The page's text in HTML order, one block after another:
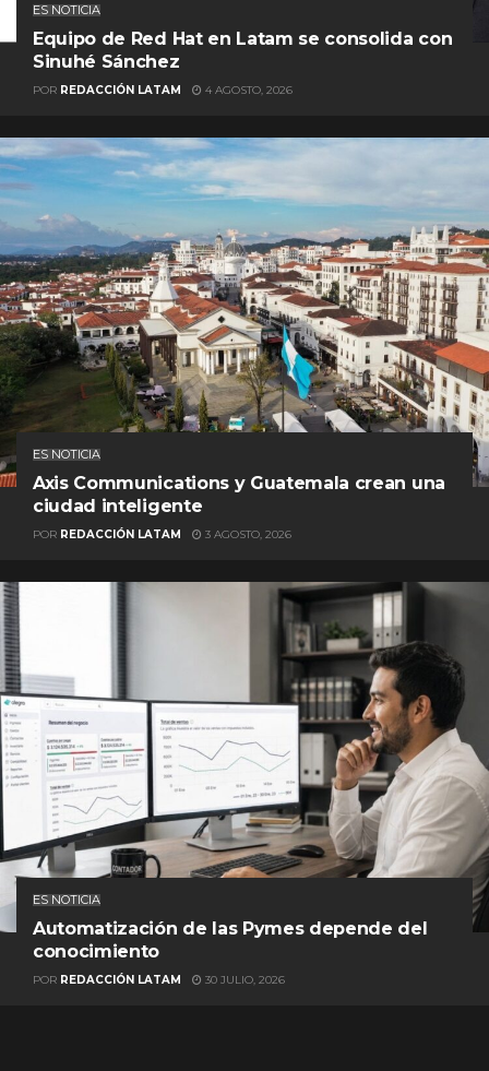
ES NOTICIA
Equipo de Red Hat en Latam se consolida con
Sinuhé Sánchez
POR REDACCIÓN LATAM 4 AGOSTO, 2026
ES NOTICIA
Axis Communications y Guatemala crean una
ciudad inteligente
POR REDACCIÓN LATAM 3 AGOSTO, 2026
ES NOTICIA
Automatización de las Pymes depende del
conocimiento
POR REDACCIÓN LATAM 30 JULIO, 2026